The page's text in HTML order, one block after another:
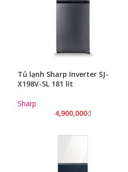
Tủ lạnh Sharp Inverter SJ-
X198V-SL 181 lít
Sharp
4,900,000₫